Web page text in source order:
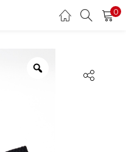
0
to login.